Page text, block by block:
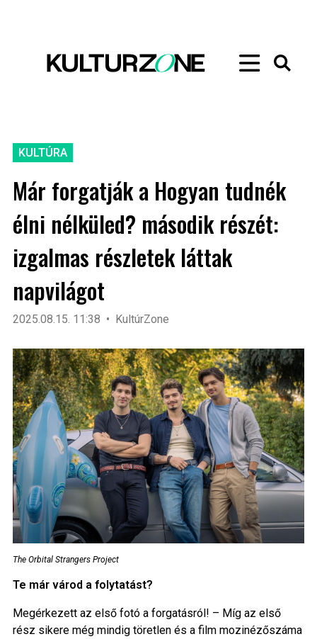
KULTÚRA
Már forgatják a Hogyan tudnék
élni nélküled? második részét:
izgalmas részletek láttak
napvilágot
2025.08.15. 11:38 KultúrZone
The Orbital Strangers Project
Te már várod a folytatást?
Megérkezett az első fotó a forgatásról! – Míg az első
rész sikere még mindig töretlen és a film mozinézőszáma